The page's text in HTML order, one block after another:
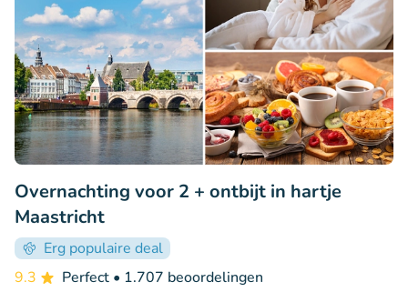
Overnachting voor 2 + ontbijt in hartje
Maastricht
Erg populaire deal
9.3
Perfect • 1.707 beoordelingen